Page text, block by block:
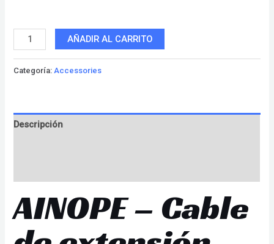
AÑADIR AL CARRITO
Categoría: Accessories
Descripción
AINOPE – Cable